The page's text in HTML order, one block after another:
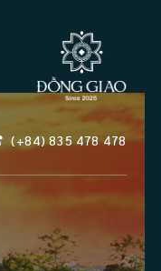
(+84) 835478478